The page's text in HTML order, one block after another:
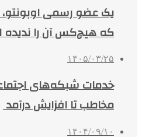
یک عضو رسمی
که هیچ‌کس آن را
۱۴۰۵/۰۳/۲۵
مخاطب تا افزایش درآمد
۱۴۰۴/۰۹/۱۰